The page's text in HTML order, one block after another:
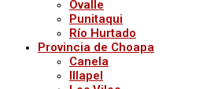
Ovalle
Punitaqui
Río Hurtado
Provincia de Choapa
Canela
Illapel